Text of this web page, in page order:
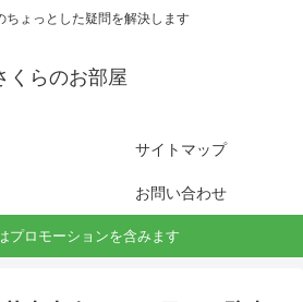
ちょっとした疑問を解決します
くらのお部屋
サイトマップ
お問い合わせ
プロモーションを含みます